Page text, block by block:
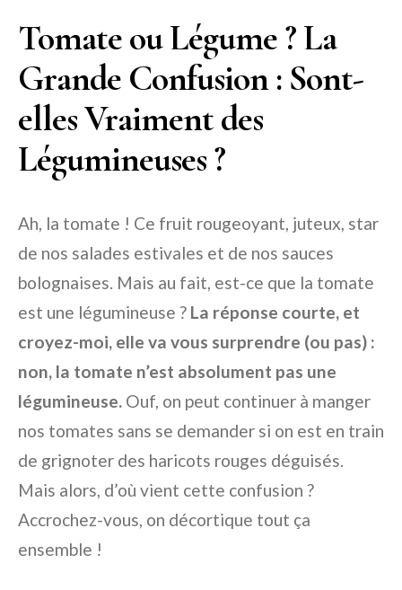
Tomate ou Légume ? La
Grande Confusion : Sont-
elles Vraiment des
Légumineuses ?
Ah, la tomate ! Ce fruit rougeoyant, juteux, star
de nos salades estivales et de nos sauces
bolognaises. Mais au fait, est-ce que la tomate
est une légumineuse ? La réponse courte, et
croyez-moi, elle va vous surprendre (ou pas) :
non, la tomate n’est absolument pas une
légumineuse. Ouf, on peut continuer à manger
nos tomates sans se demander si on est en train
de grignoter des haricots rouges déguisés.
Mais alors, d’où vient cette confusion ?
Accrochez-vous, on décortique tout ça
ensemble !